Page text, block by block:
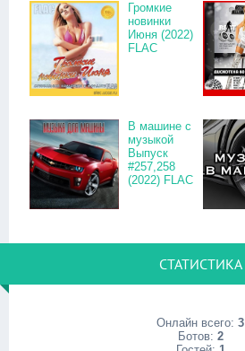
Громкие
новинки
Июня (2022)
FLAC
В машине с
музыкой
Выпуск
#257,258
(2022) FLAC
СТАТИСТИКА
Онлайн всего: 3
Ботов: 2